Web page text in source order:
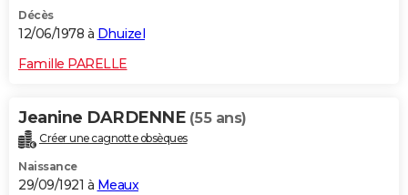
Décès
12/06/1978 à Dhuizel
Famille PARELLE
Jeanine DARDENNE (55 ans)
Créer une cagnotte obsèques
Naissance
29/09/1921 à Meaux